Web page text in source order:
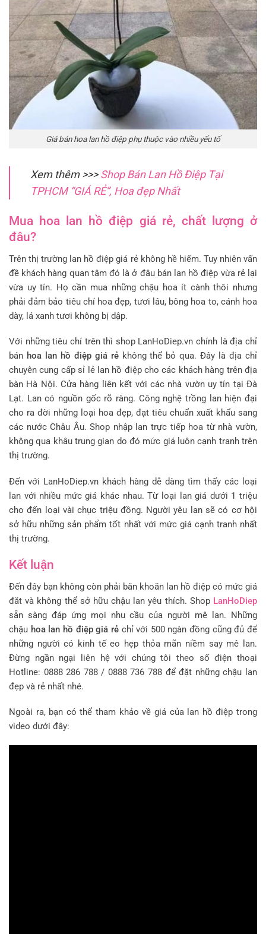
Giá bán hoa lan hồ điệp phụ thuộc vào nhiều yếu tố
Xem thêm >>>Shop Bán Lan Hồ Điệp Tại
TPHCM “GIÁ RẺ”, Hoa đẹp Nhất
Mua hoa lan hồ điệp giá rẻ, chất lượng ở
đâu?
Trên thị trường lan hồ điệp giá rẻ không hề hiếm. Tuy nhiên vấn
đề khách hàng quan tâm đó là ở đâu bán lan hồ điệp vừa rẻ lại
vừa uy tín. Họ cần mua những chậu hoa ít cành thôi nhưng
phải đảm bảo tiêu chí hoa đẹp, tươi lâu, bông hoa to, cánh hoa
dày, lá xanh tươi không bị dập.
Với những tiêu chí trên thì shop LanHoDiep.vn chính là địa chỉ
bán hoa lan hồ điệp giá rẻkhông thể bỏ qua. Đây là địa chỉ
chuyên cung cấp sỉ lẻ lan hồ điệp cho các khách hàng trên địa
bàn Hà Nội. Cửa hàng liên kết với các nhà vườn uy tín tại Đà
Lạt. Lan có nguồn gốc rõ ràng. Công nghệ trồng lan hiện đại
cho ra đời những loại hoa đẹp, đạt tiêu chuẩn xuất khẩu sang
các nước Châu Âu. Shop nhập lan trực tiếp hoa từ nhà vườn,
không qua khâu trung gian do đó mức giá luôn cạnh tranh trên
thị trường.
Đến với LanHoDiep.vn khách hàng dễ dàng tìm thấy các loại
lan với nhiều mức giá khác nhau. Từ loại lan giá dưới 1 triệu
cho đến loại vài chục triệu đồng. Người yêu lan sẽ có cơ hội
sở hữu những sản phẩm tốt nhất với mức giá cạnh tranh nhất
thị trường.
Kết luận
Đến đây bạn không còn phải băn khoăn lan hồ điệp có mức giá
đắt và không thể sở hữu chậu lan yêu thích. Shop LanHoDiep
sẵn sàng đáp ứng mọi nhu cầu của người mê lan. Những
chậu hoa lan hồ điệp giá rẻchỉ với 500 ngàn đồng cũng đủ để
những người có kinh tế eo hẹp thỏa mãn niềm say mê lan.
Đừng ngần ngại liên hệ với chúng tôi theo số điện thoại
Hotline: 0888 286 788 / 0888 736 788 để đặt những chậu lan
đẹp và rẻ nhất nhé.
Ngoài ra, bạn có thể tham khảo về giá của lan hồ điệp trong
video dưới đây: